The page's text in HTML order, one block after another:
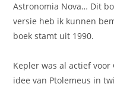
Astronomia Nova… Dit
versie heb ik kunnen
boek stamt uit 1990.
Kepler was al actief
idee van Ptolemeus in